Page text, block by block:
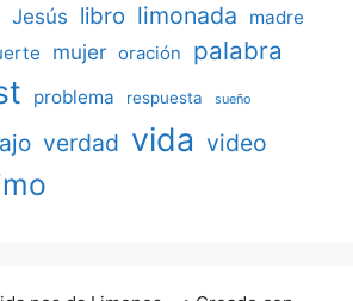
Jesús libro limonada madre
mujer oración palabra
problema respuesta sueño
verdad vida video